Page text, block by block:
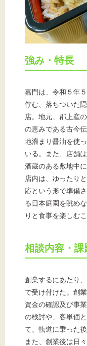
強み・特長
嘉門は、令和５年
佇む、落ちついた
店。地元、郡上産
の恵みである古今
地溜まり醤油を使
いる。また、店舗
酒蔵のある敷地中
店内は、ゆったり
応という形で準備
る日本庭園を眺め
りと食事を楽しむ
相談内容・課
創業するにあたり
で受け付けた。創
資金の確認及び事
の検討や、客単価
て、軌道に乗った
また、創業後は日